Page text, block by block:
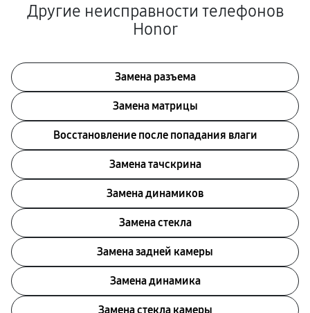
Другие неисправности телефонов
Honor
Замена разъема
Замена матрицы
Восстановление после попадания влаги
Замена тачскрина
Замена динамиков
Замена стекла
Замена задней камеры
Замена динамика
Замена стекла камеры